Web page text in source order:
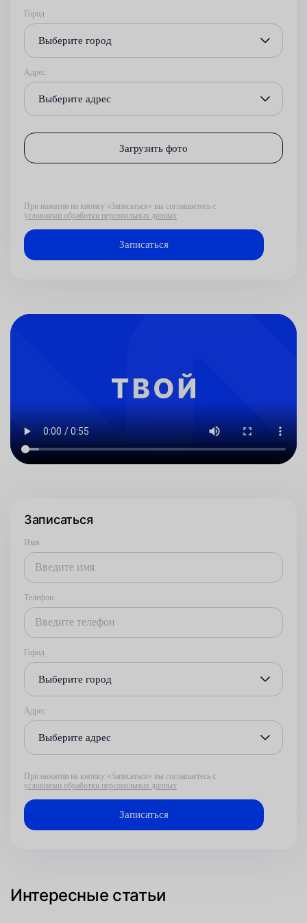
Город
Выберите город
Адрес
Выберите адрес
Загрузить фото
При нажатии на кнопку «Записаться» вы соглашаетесь с
условиями обработки персональных данных
Записаться
Имя
Телефон
Город
Выберите город
Адрес
Выберите адрес
При нажатии на кнопку «Записаться» вы соглашаетесь с
условиями обработки персональных данных
Интересные статьи